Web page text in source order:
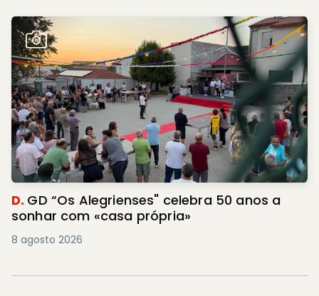
D. GD “Os Alegrienses" celebra 50 anos a
sonhar com «casa própria»
8 agosto 2026